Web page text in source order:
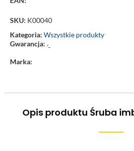
SKU: K00040
Kategoria: Wszystkie produkty
Gwarancja: ‘-
Marka:
Opis produktu Śruba